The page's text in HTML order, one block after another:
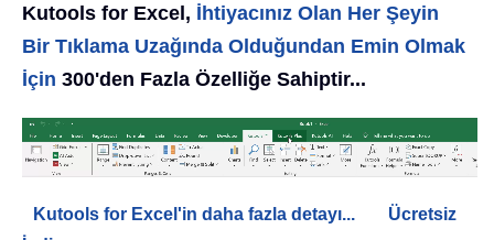
Kutools for Excel, İhtiyacınız Olan Her Şeyin
Bir Tıklama Uzağında Olduğundan Emin Olmak
İçin 300'den Fazla Özelliğe Sahiptir...
Kutools for Excel'in daha fazla detayı...
Ücretsiz